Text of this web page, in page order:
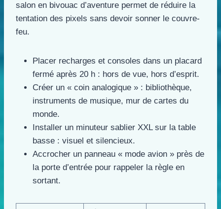
salon en bivouac d’aventure permet de réduire la
tentation des pixels sans devoir sonner le couvre-
feu.
Placer recharges et consoles dans un placard
fermé après 20 h : hors de vue, hors d’esprit.
Créer un « coin analogique » : bibliothèque,
instruments de musique, mur de cartes du
monde.
Installer un minuteur sablier XXL sur la table
basse : visuel et silencieux.
Accrocher un panneau « mode avion » près de
la porte d’entrée pour rappeler la règle en
sortant.